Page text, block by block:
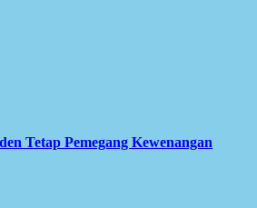
Tetap Pemegang Kewenangan